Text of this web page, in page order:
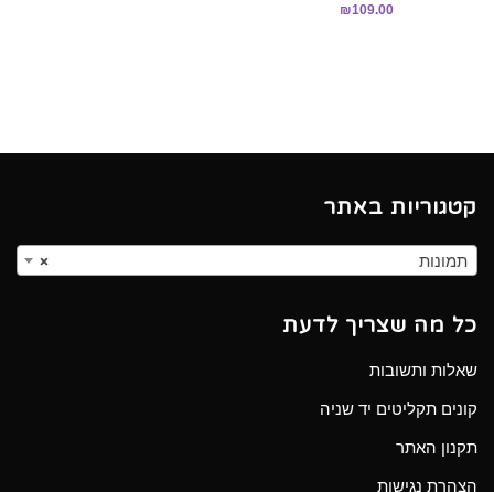
₪109.00
קטגוריות באתר
× תמונות
כל מה שצריך לדעת
שאלות ותשובות
קונים תקליטים יד שניה
תקנון האתר
הצהרת נגישות